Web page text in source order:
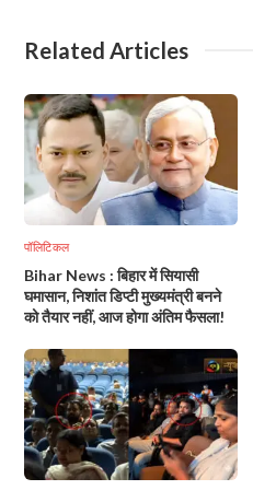
Related Articles
पॉलिटिकल
Bihar News : बिहार में सियासी
घमासान, निशांत डिप्टी मुख्यमंत्री बनने
को तैयार नहीं, आज होगा अंतिम फैसला!